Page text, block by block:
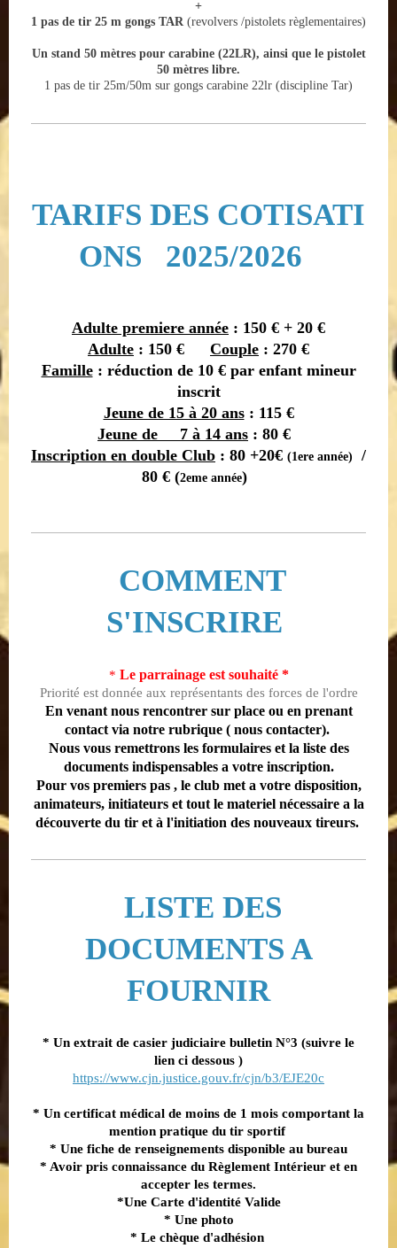
+
1 pas de tir 25 m gongs TAR (revolvers /pistolets règlementaires)
Un stand 50 mètres pour carabine (22LR), ainsi que le pistolet
50 mètres libre.
1 pas de tir 25m/50m sur gongs carabine 22lr (discipline Tar)
TARIFS DES COTISATI
ONS 2025/2026
Adulte premiere année : 150 € + 20 €
Adulte : 150 € Couple : 270 €
Famille: réduction de 10 € par enfant mineur
inscrit
Jeune de 15 à 20 ans: 115 €
Jeune de 7 à 14 ans : 80 €
Inscription en double Club : 80 +20€ (1ere année)
/
80 € (2eme année)
COMMENT
S'INSCRIRE
* Le parrainage est souhaité *
Priorité est donnée aux représentants des forces de l'ordre
En venant nous rencontrer sur place ou en prenant
contact via notre rubrique ( nous contacter).
Nous vous remettrons les formulaires et la liste des
documents indispensables a votre inscription.
Pour vos premiers pas , le club met a votre disposition,
animateurs, initiateurs et tout le materiel nécessaire a la
découverte du tir et à l'initiation des nouveaux tireurs.
LISTE DES
DOCUMENTS A
FOURNIR
* Un extrait de casier judiciaire bulletin N°3 (suivre le
lien ci dessous )
https://www.cjn.justice.gouv.fr/cjn/b3/EJE20c
* Un certificat médical de moins de 1 mois comportant la
mention pratique du tir sportif
* Une fiche de renseignements disponible au bureau
* Avoir pris connaissance du Règlement Intérieur et en
accepter les termes.
*Une Carte d'identité Valide
* Une photo
* Le chèque d'adhésion